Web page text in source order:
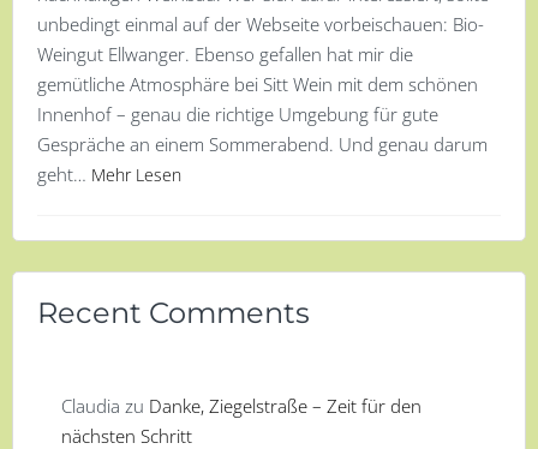
unbedingt einmal auf der Webseite vorbeischauen: Bio-
Weingut Ellwanger. Ebenso gefallen hat mir die
gemütliche Atmosphäre bei Sitt Wein mit dem schönen
Innenhof – genau die richtige Umgebung für gute
Gespräche an einem Sommerabend. Und genau darum
geht… Mehr Lesen
Recent Comments
Claudia zu Danke, Ziegelstraße – Zeit für den
nächsten Schritt